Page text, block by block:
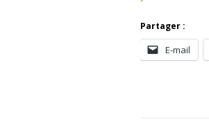
Partager :
E-mail